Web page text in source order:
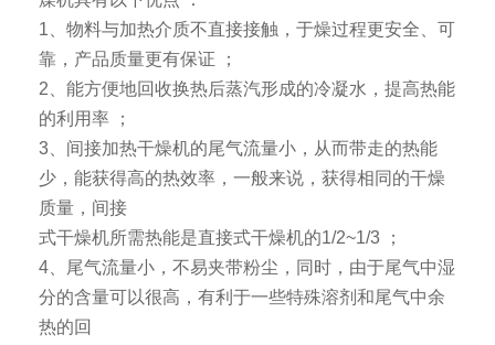
1、物料与加热介质不直接接触，于燥过程更安全、可
靠，产品质量更有保证 ；
2、能方便地回收换热后蒸汽形成的冷凝水，提高热能
的利用率 ；
3、间接加热干燥机的尾气流量小，从而带走的热能
少，能获得高的热效率，一般来说，获得相同的干燥
质量，间接
式干燥机所需热能是直接式干燥机的1/2~1/3 ；
4、尾气流量小，不易夹带粉尘，同时，由于尾气中湿
分的含量可以很高，有利于一些特殊溶剂和尾气中余
热的回